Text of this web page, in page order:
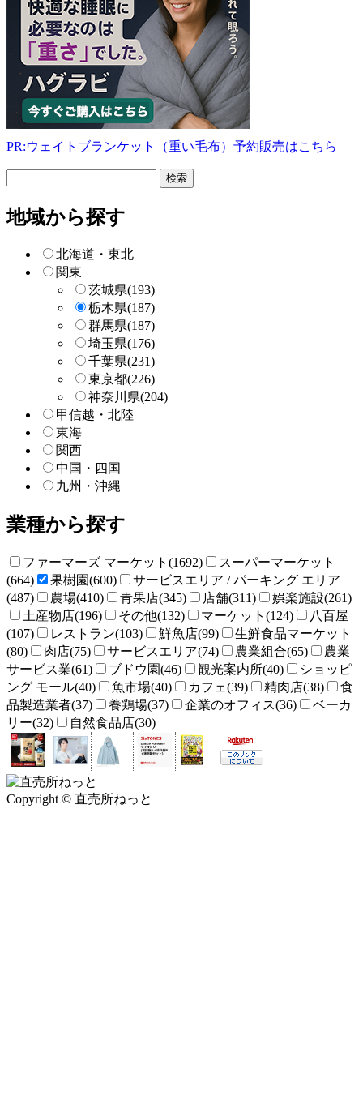
PR:ウェイトブランケット（重い毛布）予約販売はこちら
ー
検
地域から探す
北海道・東北
関東
茨城県(193)
栃木県(187)
群馬県(187)
埼玉県(176)
千葉県(231)
東京都(226)
神奈川県(204)
甲信越・北陸
東海
関西
中国・四国
九州・沖縄
業種から探す
ファーマーズ マーケット(1692)
スーパーマーケット
(664)
果樹園(600)
サービスエリア / パーキング エリア
(487)
農場(410) 青果店(345) 店舗(311)
娯楽施設(261)
土産物店(196)
その他(132) マーケット(124)
八百屋
(107)
レストラン(103) 鮮魚店(99)
生鮮食品マーケット
(80)
肉店(75) サービスエリア(74) 農業組合(65)
農業
サービス業(61)
ブドウ園(46) 観光案内所(40)
ショッピ
ング モール(40)
魚市場(40) カフェ(39) 精肉店(38)
食
品製造業者(37)
養鶏場(37) 企業のオフィス(36)
ベーカ
リー(32)
自然食品店(30)
Copyright © 直売所ねっと